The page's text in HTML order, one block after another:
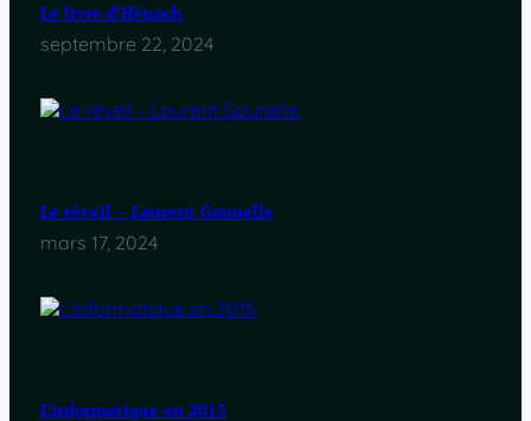
Le livre d’Hénoch
septembre 22, 2024
Le réveil – Laurent Gounelle
mars 17, 2024
L’informatique en 2015